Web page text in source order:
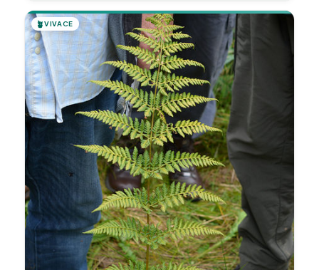
🪴VIVACE